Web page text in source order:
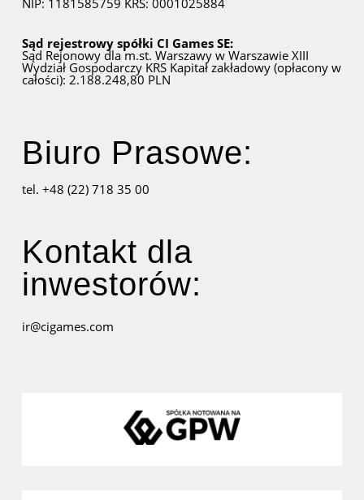
NIP: 1181585759 KRS: 0001025884
Sąd rejestrowy spółki CI Games SE:
Sąd Rejonowy dla m.st. Warszawy w WarszawieXIII
Wydział Gospodarczy KRSKapitał zakładowy (opłacony w
całości): 2.188.248,80 PLN
Biuro Prasowe:
tel. +48 (22) 718 35 00
Kontakt dla
inwestorów:
ir@cigames.com